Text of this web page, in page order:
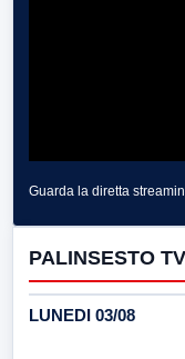
Guarda la diretta
PALINSESTO TV
LUNEDI 03/08